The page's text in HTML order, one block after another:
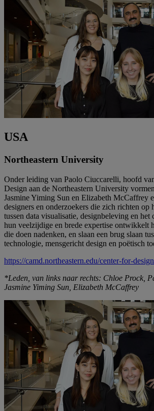
USA
Northeastern University
Onder leiding van Paolo Ciuccarelli, hoofd
Design aan de Northeastern University
Jasmine Yiming Sun en Elizabeth McCaffrey
designers en onderzoekers die zich richten op
tussen data visualisatie, designbeleving en het
hun veelzijdige en brede expertise ontwikkelt
die doen nadenken, en slaan een brug slaan
technologie, mensgericht design en poëtisch
https://camd.northeastern.edu/center-for-
*Leden, van links naar rechts: Chloe Prock,
Jasmine Yiming Sun, Elizabeth McCaffrey